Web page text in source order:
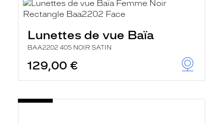
Lunettes de vue Baïa
BAA2202 405 NOIR SATIN
129,00 €